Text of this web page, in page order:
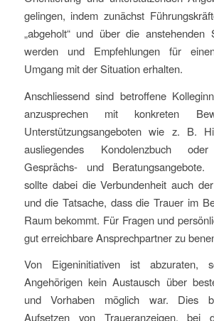
gelingen, indem zunächst
„abgeholt“ und über die anstehenden
werden und Empfehlungen für
Umgang mit der Situation erhalten.
Anschliessend sind betroffene
anzusprechen mit konkreten
Unterstützungsangeboten wie z. B.
ausliegendes Kondolenzbuch oder
Gesprächs- und
sollte dabei die Verbundenheit auch
und die Tatsache, dass die Trauer im
Raum bekommt. Für Fragen und
gut erreichbare Ansprechpartner zu
Von Eigeninitiativen ist abzuraten,
Angehörigen kein Austausch über
und Vorhaben möglich war. Dies
Aufsetzen von Traueranzeigen, bei